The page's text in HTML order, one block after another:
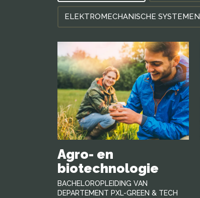
ELEKTROMECHANISCHE SYSTEMEN
Agro- en
biotechnologie
BACHELOROPLEIDING VAN
DEPARTEMENT PXL-GREEN & TECH